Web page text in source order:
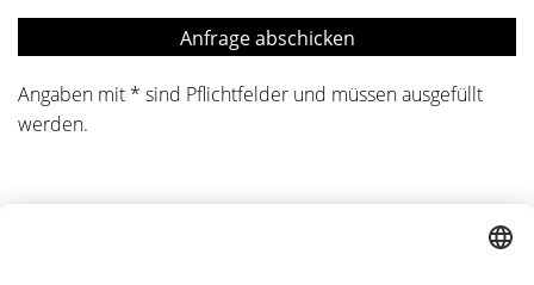
Angaben mit * sind Pflichtfelder und müssen ausgefüllt
werden.